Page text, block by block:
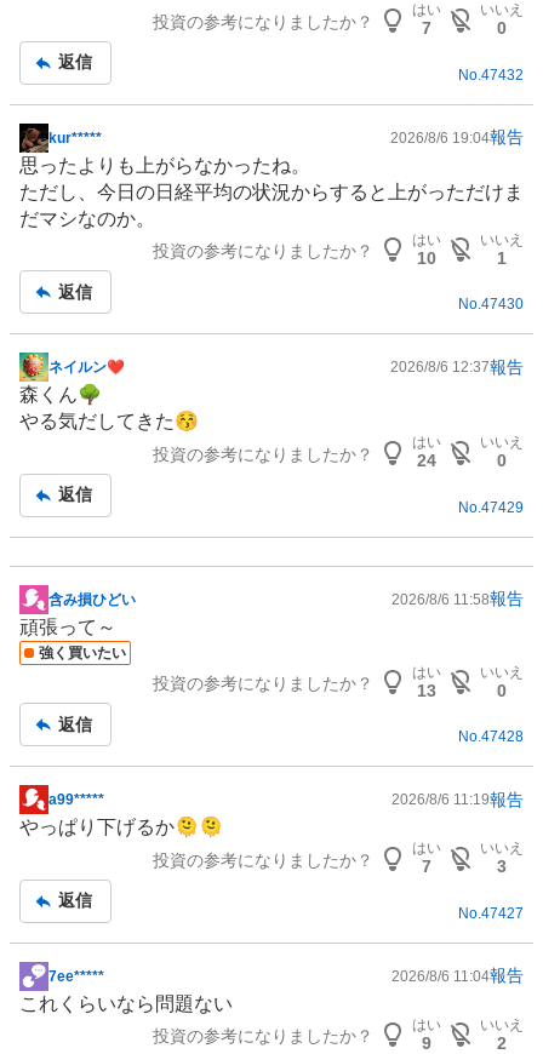
投資の参考になりましたか？
はい
7
いいえ
0
返信
No. 47432
掲
示
板
記
kur***** 2026/8/6 19:04報告
思ったよりも上がらなかったね。
ただし、今日の日経平均の状況からすると上がっただけま
だマシなのか。
投資の参考になりましたか？
はい
10
いいえ
1
返信
No.47430
掲
示
板
ネイルン❤︎ 2026/8/6 12:37報告
森くん🌳
やる気だしてきた😚
投資の参考になりましたか？
はい
24
いいえ
0
返信
No. 47429
掲
示
板
含み損ひどい 2026/8/6 11:58報告
頑張って～
強く買いたい
投資の参考になりましたか？
はい
13
いいえ
0
返信
No.47428
掲
示
事
a99***** 2026/8/6 11:19報告
やっぱり下げるか🫠🫠
投資の参考になりましたか？
はい
7
いいえ
3
返信
No. 47427
掲
示
7ee***** 2026/8/6 11:04報告
これくらいなら問題ない
投資の参考になりましたか？
はい
9
いいえ
2